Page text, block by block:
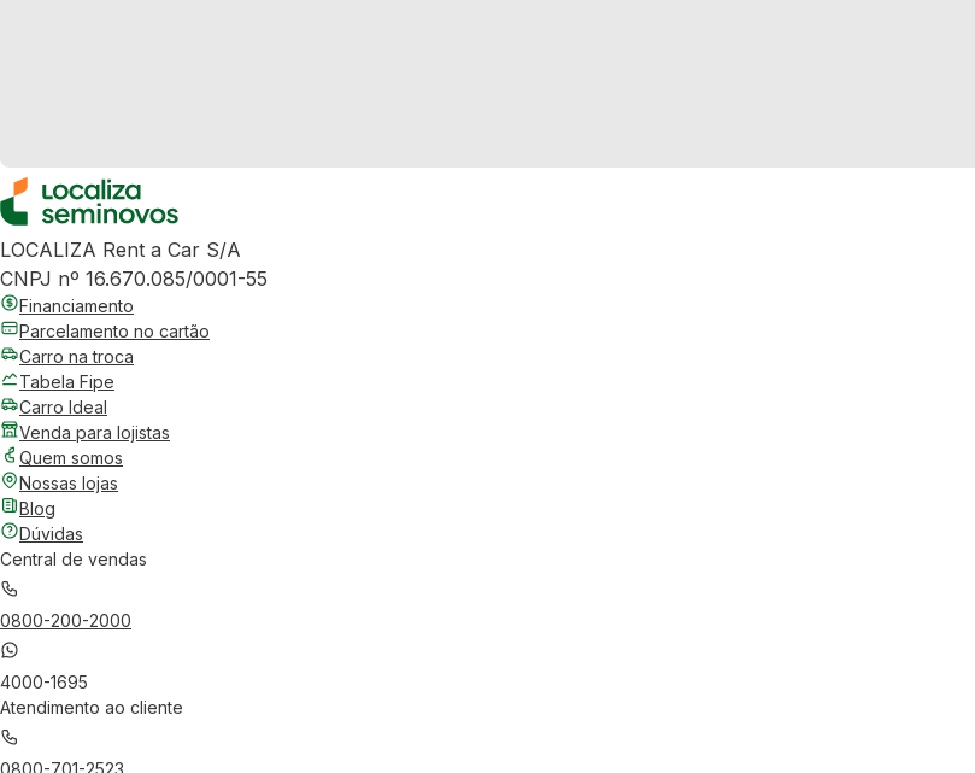
LOCALIZA Rent a Car S/A
CNPJ nº 16.670.085/0001-55
Financiamento
Parcelamento no cartão
Carro na troca
Tabela Fipe
Carro Ideal
Venda para lojistas
Quem somos
Nossas lojas
Blog
Dúvidas
Central de vendas
0800-200-2000
4000-1695
Atendimento ao cliente
0800-701-2523